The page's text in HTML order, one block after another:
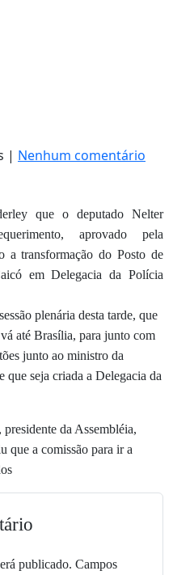
| Nenhum comentário
que o deputado Nelter
aprovado pela
a transformação do Posto de
em Delegacia da Polícia
plenária desta tarde, que
até Brasília, para junto com
junto ao ministro da
que seja criada a Delegacia da
da Assembléia,
que a comissão para ir a
publicado. Campos